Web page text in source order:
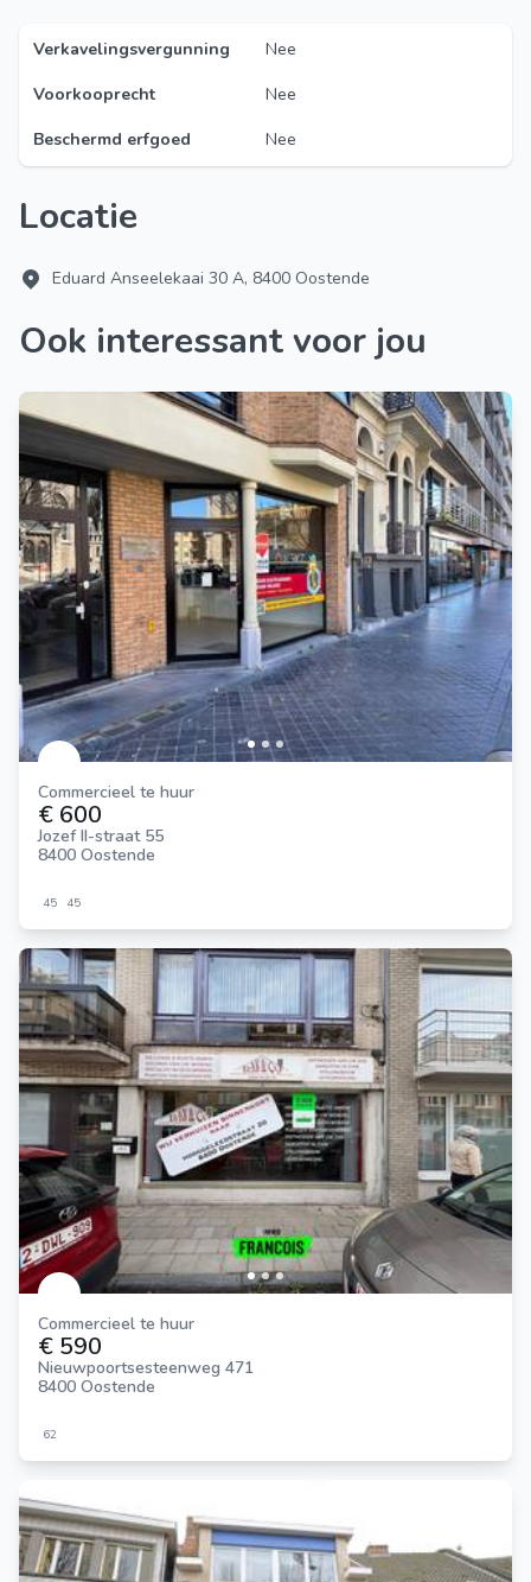
Verkavelingsvergunning
Nee
Voorkooprecht
Nee
Beschermd erfgoed
Nee
Locatie
Eduard Anseelekaai 30 A, 8400 Oostende
Ook interessant voor jou
Commercieel te huur
€ 600
Jozef II-straat 55
8400 Oostende
45 45
Commercieel te huur
€ 590
Nieuwpoortsesteenweg 471
8400 Oostende
62